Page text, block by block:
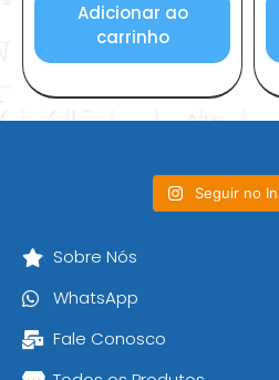
Adicionar ao
carrinho
Sobre Nós
WhatsApp
Fale Conosco
Seguir no